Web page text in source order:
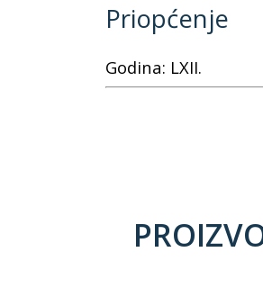
Priopćenje
Godina: LXII.